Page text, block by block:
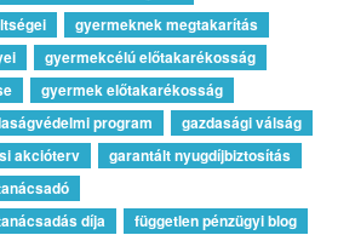
gyermeknek megtakarítás
gyermekcélú előtakarékosság
gyermek előtakarékosság
program
gazdasági válság
akcióterv
garantált nyugdíjbiztosítás
díja
független pénzügyi blog